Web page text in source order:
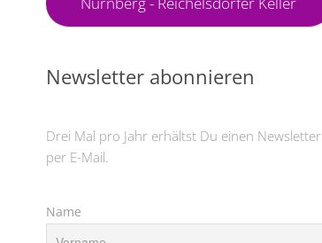
Newsletter abonnieren
Drei Mal pro Jahr erhältst Du einen Newsletter
per E-Mail.
Name